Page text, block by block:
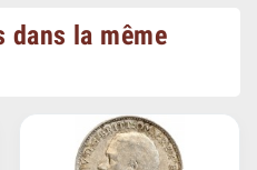
dans la même